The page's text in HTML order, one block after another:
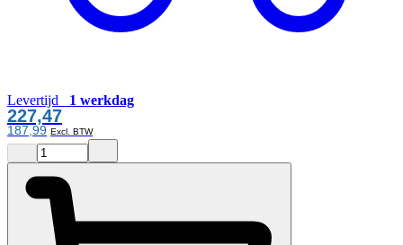
Levertijd 1 werkdag
227,47
187,99